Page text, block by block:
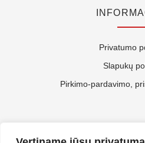
Privatumo
Slapukų
Pirkimo-pardavimo,